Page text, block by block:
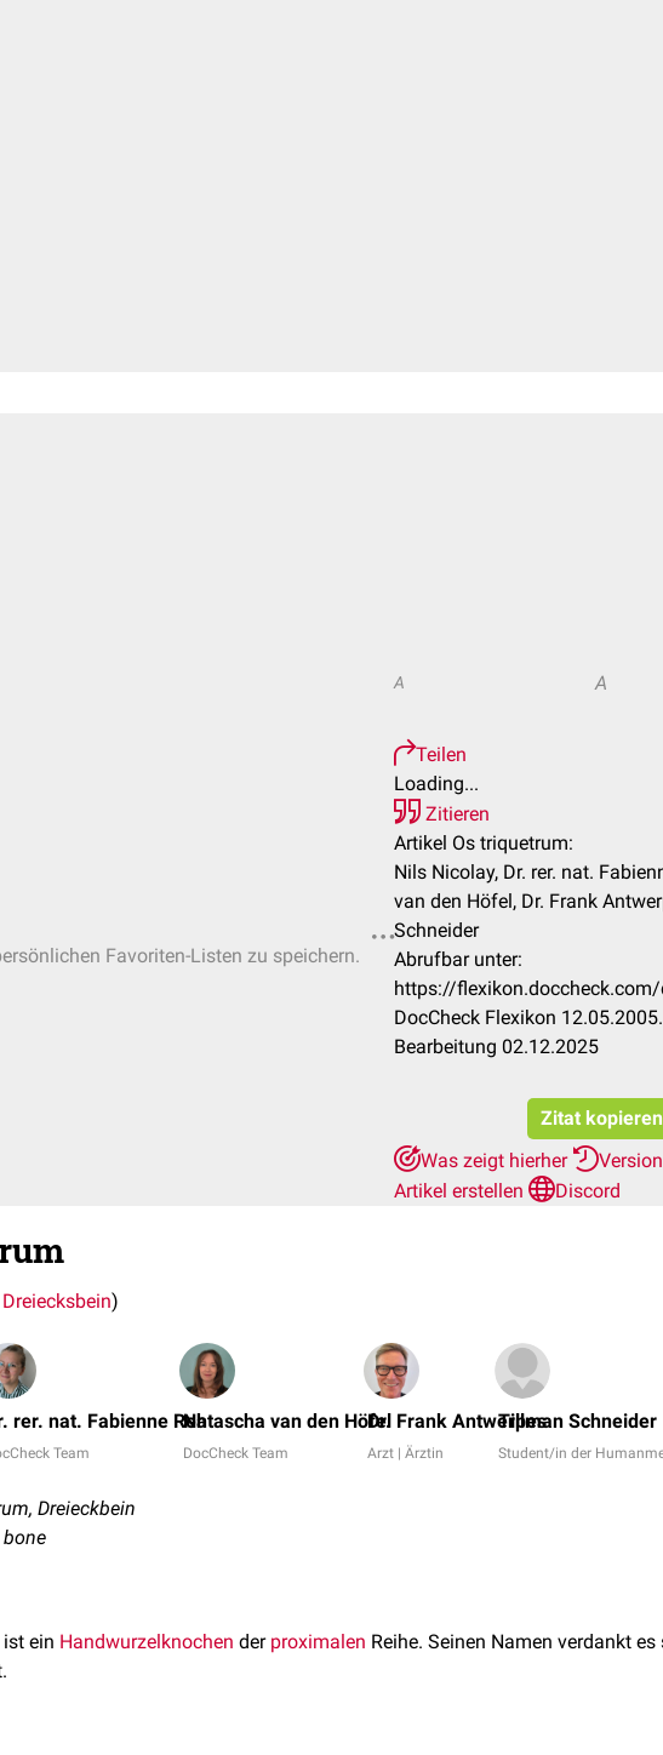
Favoriten-Listen zu speichern.
A A
Teilen
Loading...
Zitieren
Artikel Os triquetrum:
Nils Nicolay, Dr. rer. nat.
van den Höfel, Dr. Frank
Schneider
Abrufbar unter:
https://
DocCheck Flexikon
Bearbeitung 02.12.2025
Zitat kopieren
Was zeigt hierher
Artikel erstellen
Discord
Dreiecksbein)
rer. nat. Fabienne Reh
Team
Natascha van den Höfel
DocCheck Team
Dr. Frank Antwerpes
Arzt | Ärztin
Tillman Schneider
Student/in der
Dreieckbein
ist ein Handwurzelknochen der proximalen Reihe. Seinen Namen verdankt es